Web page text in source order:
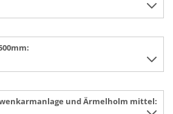
und Ärmelholm mittel: